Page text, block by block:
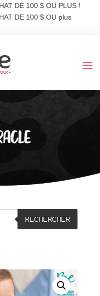
DE 100 $ OU PLUS !
DE 100 $ OU plus
RECHERCHER